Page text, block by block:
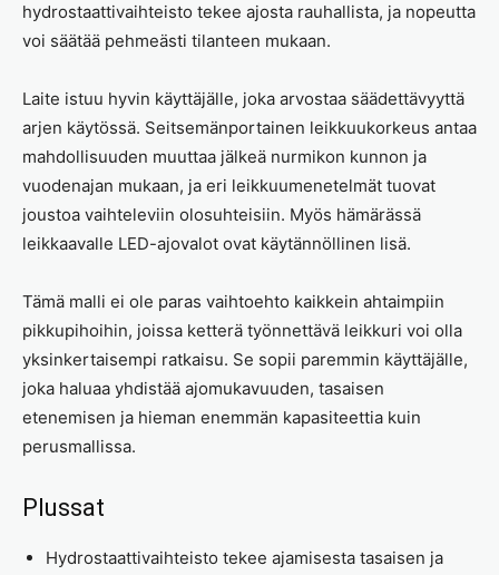
hydrostaattivaihteisto tekee ajosta rauhallista, ja nopeutta
voi säätää pehmeästi tilanteen mukaan.
Laite istuu hyvin käyttäjälle, joka arvostaa säädettävyyttä
arjen käytössä. Seitsemänportainen leikkuukorkeus antaa
mahdollisuuden muuttaa jälkeä nurmikon kunnon ja
vuodenajan mukaan, ja eri leikkuumenetelmät tuovat
joustoa vaihteleviin olosuhteisiin. Myös hämärässä
leikkaavalle LED-ajovalot ovat käytännöllinen lisä.
Tämä malli ei ole paras vaihtoehto kaikkein ahtaimpiin
pikkupihoihin, joissa ketterä työnnettävä leikkuri voi olla
yksinkertaisempi ratkaisu. Se sopii paremmin käyttäjälle,
joka haluaa yhdistää ajomukavuuden, tasaisen
etenemisen ja hieman enemmän kapasiteettia kuin
perusmallissa.
Plussat
Hydrostaattivaihteisto tekee ajamisesta tasaisen ja